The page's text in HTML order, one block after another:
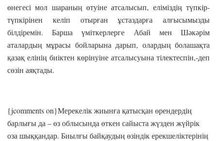
өнегесі мол шараның өтуіне атсалысып, еліміздің түпкір-
түпкірінен келіп отырған ұстаздарға алғысымызды
білдіремін. Барша үміткерлерге Абай мен Шәкәрім
аталардың мұрасы бойларына дарып, олардың болашақта
қазақ елінің биіктен көрінуіне атсалысуына тілектеспін,-деп
сөзін аяқтады.
{jcomments on}Мерекелік жиынға қатысқан өрендердің
барлығы да – өз облысында өткен сайыста жүзден жүйрік
оза шыққандар. Биылғы байқаудың өзіндік ерекшеліктерінің